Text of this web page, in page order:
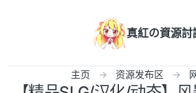
真紅の資源討
主页 资源发布区